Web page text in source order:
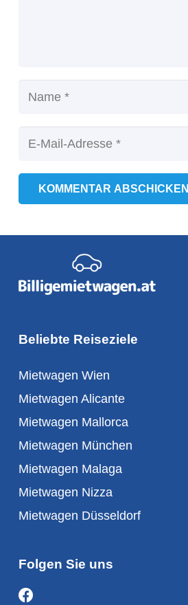
KOMMENTAR ABSCHICKEN
Beliebte Reiseziele
Mietwagen Wien
Mietwagen Alicante
Mietwagen Mallorca
Mietwagen München
Mietwagen Malaga
Mietwagen Nizza
Mietwagen Düsseldorf
Folgen Sie uns